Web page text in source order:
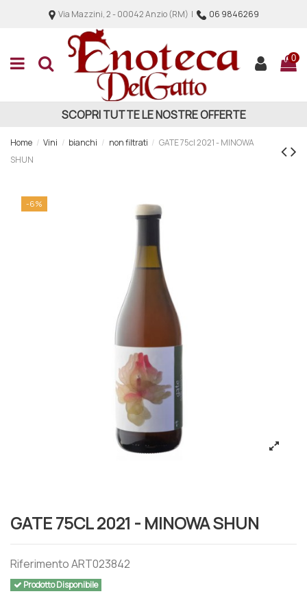
Via Mazzini, 2 - 00042 Anzio (RM) | 06 9846269
0
SCOPRI TUTTE LE NOSTRE OFFERTE
Home Vini bianchi non filtrati
GATE 75cl 2021 - MINOWA
SHUN
-6%
GATE 75CL 2021 - MINOWA SHUN
RiferimentoART023842
Prodotto Disponibile